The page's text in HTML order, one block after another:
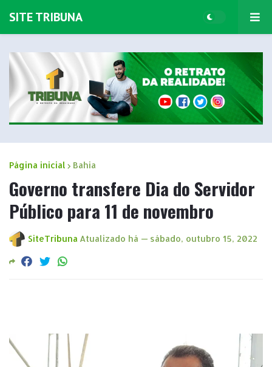
SITE TRIBUNA
Página inicial Bahia
Governo transfere Dia do Servidor
Público para 11 de novembro
SiteTribuna Atualizado há — sábado, outubro 15, 2022